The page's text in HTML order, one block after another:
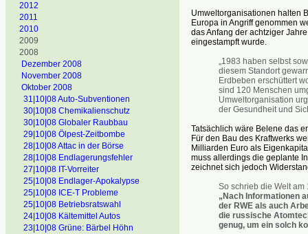
2012
2011
2010
2009
2008
Dezember 2008
November 2008
Oktober 2008
31|10|08 Auto-Subventionen
30|10|08 Chemikalienschutz
30|10|08 Globaler Raubbau
29|10|08 Ölpest-Zeitbombe
28|10|08 Attac in der Börse
28|10|08 Endlagerungsfehler
27|10|08 IT-Vorreiter
25|10|08 Endlager-Apokalypse
25|10|08 ICE-T Probleme
25|10|08 Betriebsratswahl
24|10|08 Kältemittel Autos
23|10|08 Grüne: Bärbel Höhn
Umweltorganisationen halten
Europa in Angriff genommen
das Anfang der achtziger
eingestampft wurde.
„1983 haben selbst
diesem Standort
Erdbeben erschüttert
sind 120 Menschen
Umweltorganisation
der Gesundheit und
Tatsächlich wäre Belene das
Für den Bau des Kraftwerks
Milliarden Euro als
muss allerdings die geplante
zeichnet sich jedoch
So schrieb die Welt am
„Nach Informationen
der RWE als auch
die russische
genug, um ein solch